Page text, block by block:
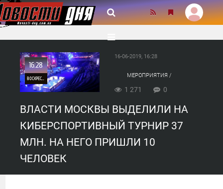
16:28
ВОСКРЕСЕНЬЕ
1 271
16-06-2019, 16:28
МЕРОПРИЯТИЯ /
БЕЛОРУССИЯ / США /
СУДЬИ
1 271 0
ВЛАСТИ МОСКВЫ ВЫДЕЛИЛИ НА
КИБЕРСПОРТИВНЫЙ ТУРНИР 37
МЛН. НА НЕГО ПРИШЛИ 10
ЧЕЛОВЕК